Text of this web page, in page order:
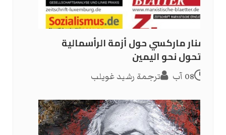
سمنار ماركسي حول أزمة الرأسمالية
والتحول نحو اليمين
08 آب ترجمة رشيد غويلب